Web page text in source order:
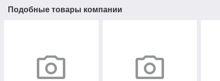
Подобные товары компании